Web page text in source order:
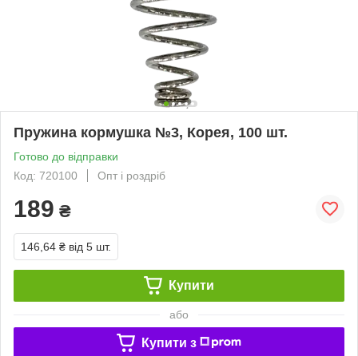
Пружина кормушка №3, Корея, 100 шт.
Готово до відправки
Код: 720100
Опт і роздріб
189 ₴
146,64 ₴ від 5 шт.
Купити
або
Купити з